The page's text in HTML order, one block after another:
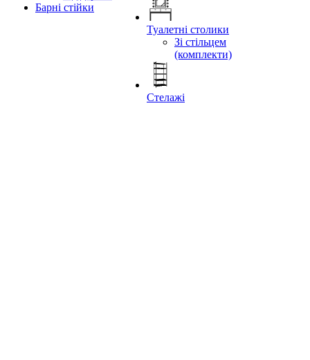
Барні стійки
Туалетні столики
Зі стільцем
(комплекти)
Стелажі